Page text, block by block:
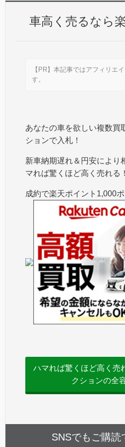
車高く売るなら
【PR】本記事ではアフィリエ
す。
あなたの車を欲しい複数買
ションで入札！
新車納期遅れ＆円安により
マれば驚くほど高く売れる！
成約で楽天ポイント1,000
ハマれば驚くほど高く売
クションの全
SNSでもご購読